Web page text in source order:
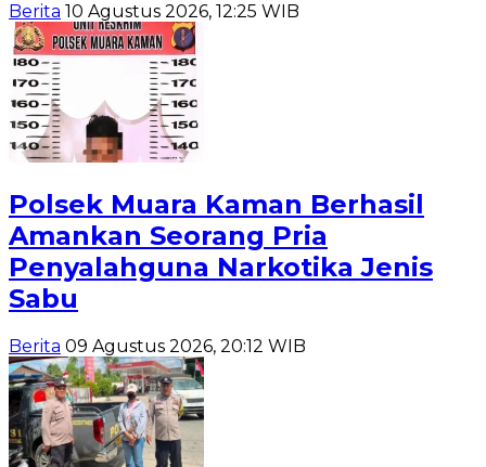
Berita 10 Agustus 2026, 12:25 WIB
Polsek Muara Kaman Berhasil
Amankan Seorang Pria
Penyalahguna Narkotika Jenis
Sabu
Berita 09 Agustus 2026, 20:12 WIB